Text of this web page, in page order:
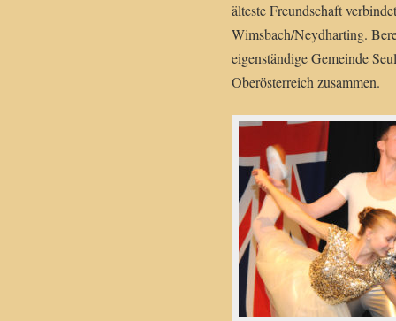
älteste Freundschaft
Wimsbach/Neydharting.
eigenständige Gemeinde
Oberösterreich zusammen.